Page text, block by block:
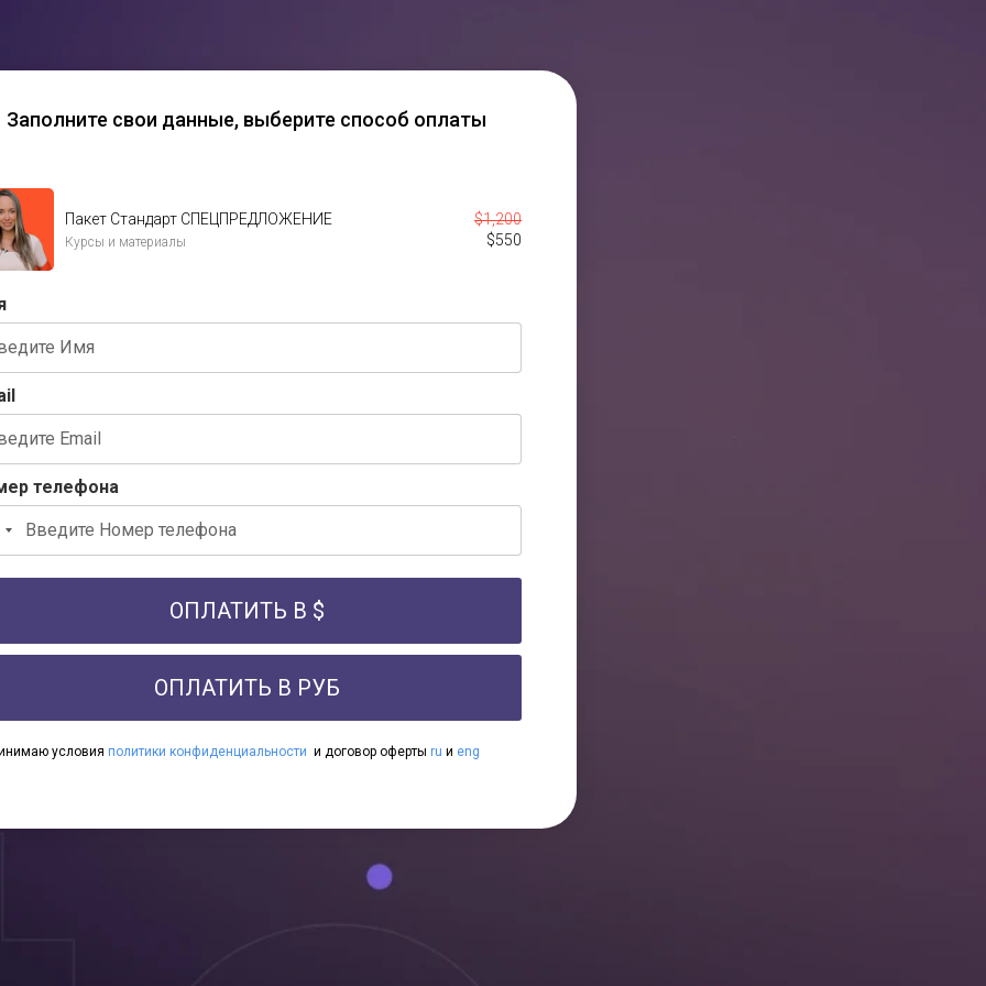
Заполните свои данные, выберите способ оплаты
Пакет Стандарт СПЕЦПРЕДЛОЖЕНИЕ
Курсы и материалы
$1,200
$550
телефона
ОПЛАТИТЬ В $
ОПЛАТИТЬ В РУБ
условия политики конфиденциальности и договор оферты ru и eng